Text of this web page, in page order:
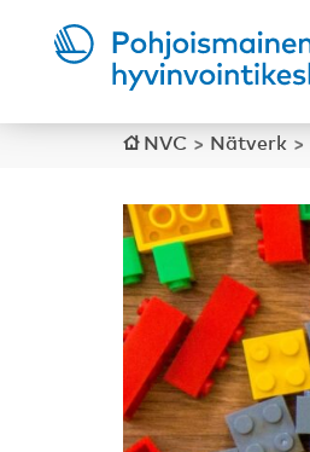
NVC > Nätverk >